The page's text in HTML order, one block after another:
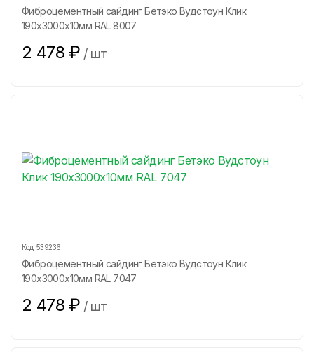
Фиброцементный сайдинг Бетэко Вудстоун Клик
190х3000х10мм RAL 8007
2 478 ₽ / шт
Код: 539236
Фиброцементный сайдинг Бетэко Вудстоун Клик
190х3000х10мм RAL 7047
2 478 ₽ / шт